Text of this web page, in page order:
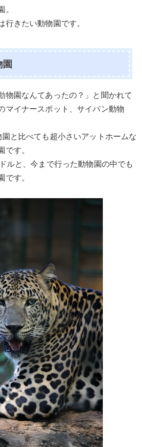
きたい動物園です。
物園なんてあったの？」と聞かれて
マイナースポット、サイパン動物
と比べても超小さいアットホームな
す。
ルと、今まで行った動物園の中でも
す。